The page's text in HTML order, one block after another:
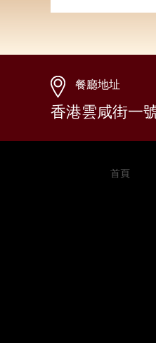
餐廳地址
香港雲咸街一
首頁